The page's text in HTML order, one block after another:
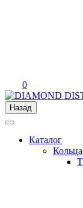
0
Назад
Каталог
Кольца